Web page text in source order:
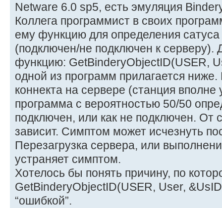
Netware 6.0 sp5, есть эмуляция
Коллега программист в своих
ему функцию для определения сатуса
(подключен/не подключен к серверу).
функцию: GetBinderyObjectID(USER,
одной из программ прилагается
коннекта на сервере (станция
программа с вероятностью 50/50
подключен, или как не подключен. От
зависит. Симптом может исчезнуть
Перезагрузка сервера, или
устраняет симптом.
Хотелось бы понять причину, по
GetBinderyObjectID(USER, User,
“ошибкой”.